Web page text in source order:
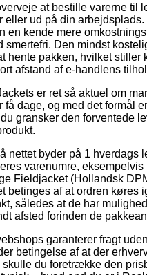
at bestille varerne til
eller ud på din
en kende mere
smertefri. Den mindst
hente pakken, hvilket stiller
afstand af e-handlens
er ret så aktuel om
få dage, og med det formål
gransker den forventede
nettet byder på 1 hverdags
varenumre, eksempelvis
Fieldjacket (Hollandsk
betinges af at ordren køres
således at de har
afsted forinden de
garanterer fragt
betingelse af at der
du foretrække den